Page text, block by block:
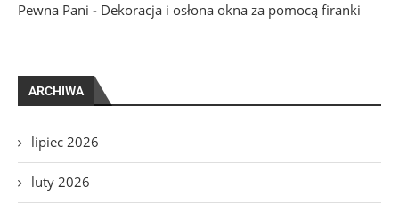
Pewna Pani - Dekoracja i osłona okna za pomocą firanki
ARCHIWA
lipiec 2026
luty 2026